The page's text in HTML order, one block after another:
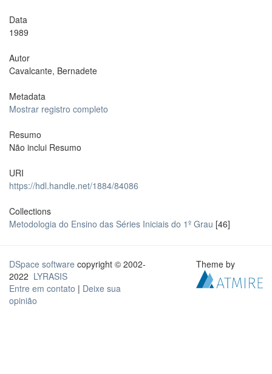
Data
1989
Autor
Cavalcante, Bernadete
Metadata
Mostrar registro completo
Resumo
Não inclui Resumo
URI
https://hdl.handle.net/1884/84086
Collections
Metodologia do Ensino das Séries Iniciais do 1º Grau [46]
DSpace software copyright © 2002-
2022 LYRASIS
Entre em contato | Deixe sua
opinião
Theme by